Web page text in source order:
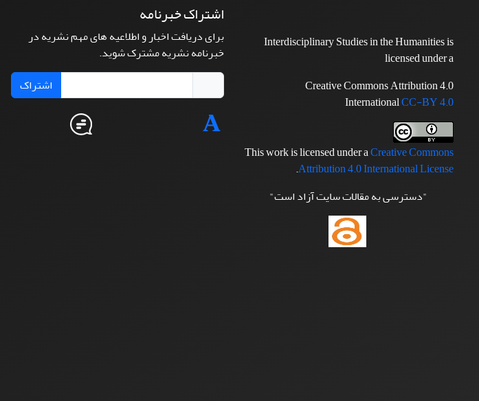
Interdisciplinary Studies in the Humanities is
licensed under a
Creative Commons Attribution 4.0
InternationalCC-BY 4.0
This work is licensed under aCreative Commons
Attribution 4.0 International License
.
"دسترسی به مقالات سایت آزاد است"
اشتراک خبرنامه
برای دریافت اخبار و اطلاعیه های مهم نشریه در
خبرنامه نشریه مشترک شوید.
اشتراک